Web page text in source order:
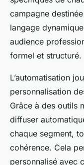
campagne
langage
audience
formel et structuré.
L’automatisation
personnalisation
Grâce à des outils
diffuser
chaque segment,
cohérence. Cela
personnalisé avec